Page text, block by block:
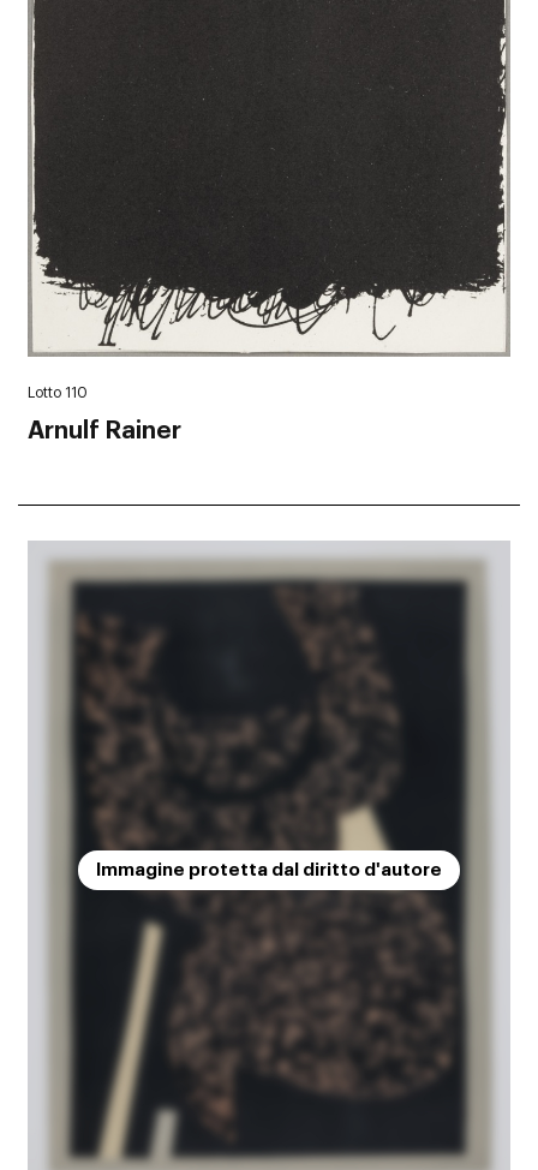
Lotto 110
Arnulf Rainer
Immagine protetta dal diritto d'autore